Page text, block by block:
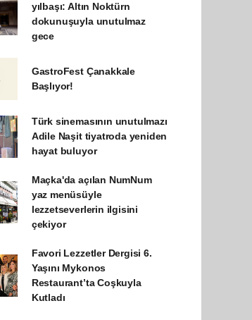
yılbaşı: Altın Noktürn
dokunuşuyla unutulmaz
gece
GastroFest Çanakkale
Başlıyor!
Türk sinemasının unutulmazı
Adile Naşit tiyatroda yeniden
hayat buluyor
Maçka'da açılan NumNum
yaz menüsüyle
lezzetseverlerin ilgisini
çekiyor
Favori Lezzetler Dergisi 6.
Yaşını Mykonos
Restaurant’ta Coşkuyla
Kutladı